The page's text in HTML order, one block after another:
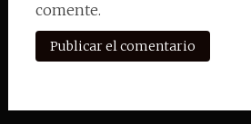
comente.